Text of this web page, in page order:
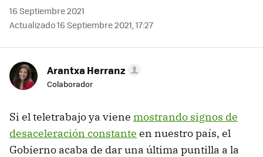
16 Septiembre 2021
Actualizado 16 Septiembre 2021, 17:27
Arantxa Herranz
Colaborador
Si el teletrabajo ya viene mostrando signos de
desaceleración constante en nuestro país, el
Gobierno acaba de dar una última puntilla a la